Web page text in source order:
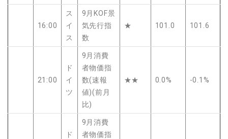
16:00
ス
イ
ス
9月KOF景
気先行指
数
★ 101.0 101.6
21:00
ド
イ
ツ
9月消費
者物価指
数(速報
値)(前月
比)
★★ 0.0% -0.1%
ド
9月消費
者物価指